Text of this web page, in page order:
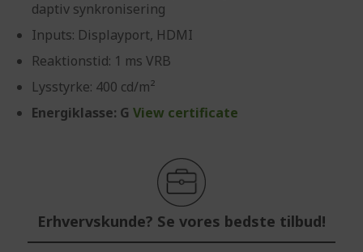
daptiv synkronisering
Inputs: Displayport, HDMI
Reaktionstid: 1 ms VRB
Lysstyrke: 400 cd/m²
Energiklasse: G View certificate
Erhvervskunde? Se vores bedste tilbud!